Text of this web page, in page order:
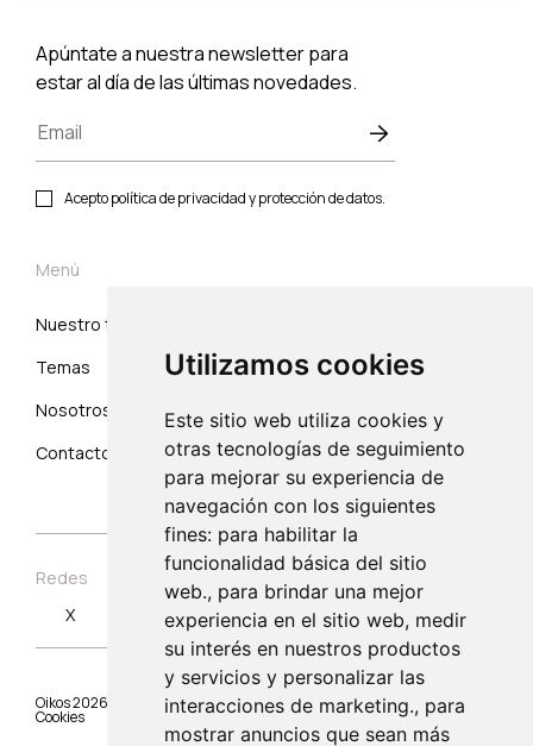
Utilizamos cookies
Este sitio web utiliza cookies y
otras tecnologías de seguimiento
para mejorar su experiencia de
navegación con los siguientes
fines: para habilitar la
funcionalidad básica del sitio
web., para brindar una mejor
experiencia en el sitio web, medir
su interés en nuestros productos
y servicios y personalizar las
interacciones de marketing., para
mostrar anuncios que sean más
Apúntate a nuestra newsletter para
estar al día de las últimas novedades.
Acepto política de privacidad y protección de datos.
Menú
Nuestro trabajo
Temas
Nosotros
Contacto
Correo electrónico
Redes
X
Instagram Linkedin Youtube
Oikos2026 Aviso Legal|Condiciones de Uso|Política de privacidad.
Cookies